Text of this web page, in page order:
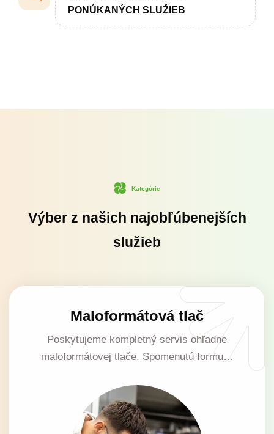
PONÚKANÝCH SLUŽIEB
Kategórie
Výber z našich najobľúbenejších
služieb
Maloformátová tlač
Poskytujeme kompletný servis ohľadne
maloformátovej tlače. Spomenutú formu…